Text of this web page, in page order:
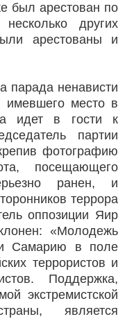
был арестован по
других
арестованы и
парада ненависти
имевшего место в
идет в гости к
партии
фотографию
посещающего
ранен, и
террора
оппозиции Яир
«Молодежь
Самарию в поле
террористов и
Поддержка,
экстремистской
является